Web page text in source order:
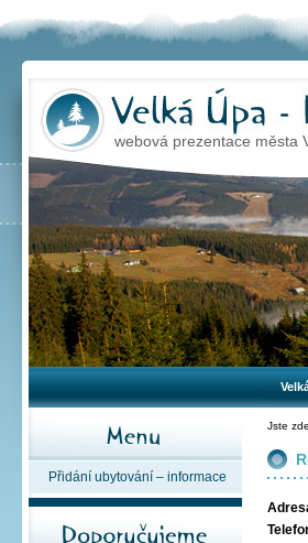
webová prezentace města
Jste
Přidání ubytování – informace